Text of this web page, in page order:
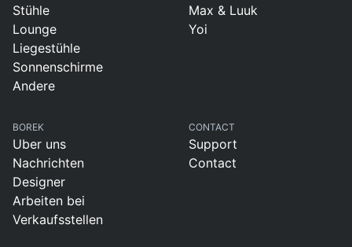
Stühle
Lounge
Liegestühle
Sonnenschirme
Andere
Max & Luuk
Yoi
BOREK
Uber uns
Nachrichten
Designer
Arbeiten bei
Verkaufsstellen
CONTACT
Support
Contact